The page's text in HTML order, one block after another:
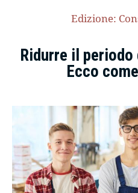
Edizione:
Ridurre il
Ecco